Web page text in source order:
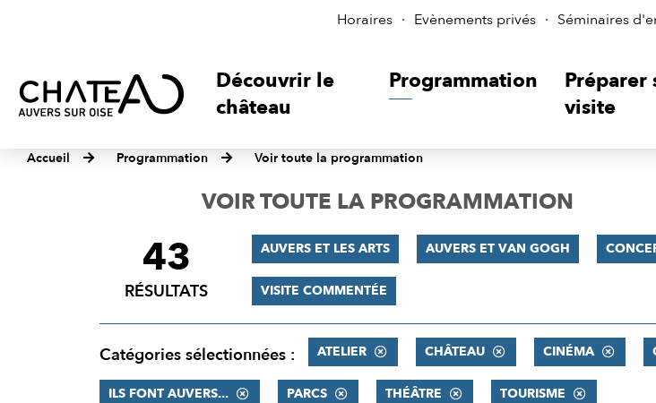
Horaires Evènements privés Séminaires
Découvrir le
château
Programmation
Préparer
visite
Accueil Programmation Voir toute la programmation
VOIR TOUTE LA PROGRAMMATION
FILTRER
RÉSULTATS
43
RÉSULTATS
AUVERS ET LES ARTS AUVERS ET VAN GOGH
VISITE COMMENTÉE
Catégories sélectionnées : ATELIER CHÂTEAU CINÉMA
ILS FONT AUVERS... PARCS THÉÂTRE TOURISME